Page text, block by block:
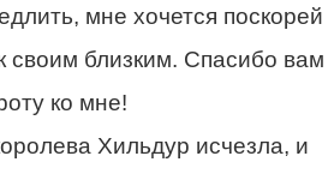
мне хочется поскорей
своим близким. Спасибо вам
ко мне!
Хильдур исчезла, и